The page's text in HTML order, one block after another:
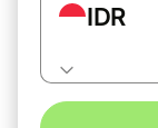
IDR